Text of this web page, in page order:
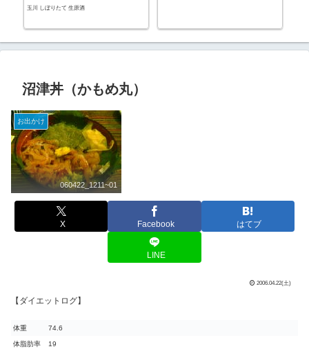
玉川 しぼりたて 生原酒
沼津丼（かもめ丸）
お出かけ
060422_1211~01
X Facebook はてブ
LINE
2006.04.22(土)
【ダイエットログ】
体重 74.6
体脂肪率 19